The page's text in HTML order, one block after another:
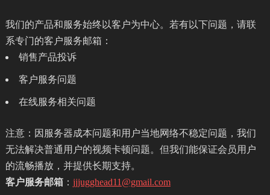
我们的产品和服务始终以客户为中心。若有以下问题，请联
系专门的客户服务邮箱：
销售产品投诉
客户服务问题
在线服务相关问题
注意：因服务器成本问题和用户当地网络不稳定问题，我们
无法解决普通用户的视频卡顿问题。但我们能保证会员用户
的流畅播放，并提供长期支持。
客户服务邮箱： jjjugghead11@gmail.com